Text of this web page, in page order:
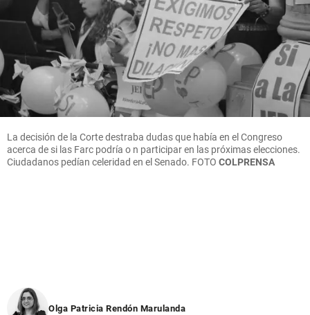
La decisión de la Corte destraba dudas que había en el Congreso
acerca de si las Farc podría o n participar en las próximas elecciones.
Ciudadanos pedían celeridad en el Senado. FOTO COLPRENSA
Olga Patricia Rendón Marulanda